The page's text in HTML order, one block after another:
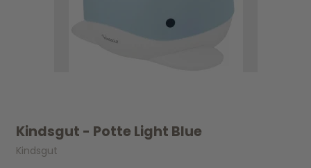
Kindsgut - Potte Light Blue
Kindsgut